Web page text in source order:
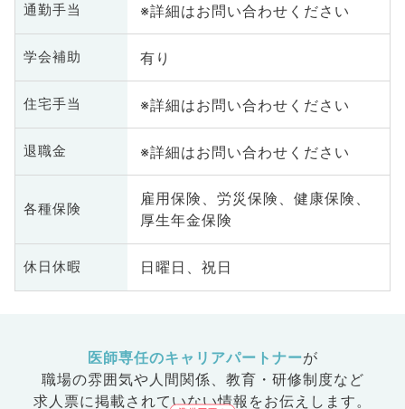
通勤手当 ※詳細はお問い合わせください
学会補助 有り
住宅手当 ※詳細はお問い合わせください
退職金 ※詳細はお問い合わせください
各種保険
雇用保険、労災保険、健康保険、
厚生年金保険
休日休暇 日曜日、祝日
医師専任のキャリアパートナーが
職場の雰囲気や人間関係、 教育・研修制度など
求人票に掲載されていない情報をお伝えします。